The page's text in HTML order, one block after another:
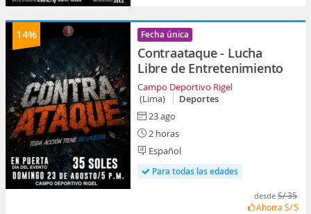
14% Fecha única
Contraataque - Lucha
Libre de Entretenimiento
Campo Deportivo Rigel
(Lima)
Deportes
23 ago
2 horas
Español
Para todas las edades
desde S/ 35
Ahorra S/ 5